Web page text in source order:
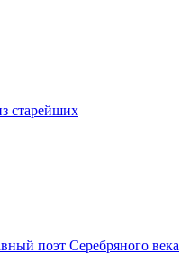
старейших
поэт Серебряного века